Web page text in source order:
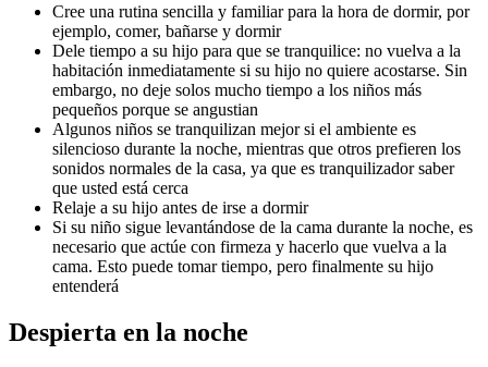
Cree una rutina sencilla y familiar para la hora de dormir, por
ejemplo, comer, bañarse y dormir
Dele tiempo a su hijo para que se tranquilice: no vuelva a la
habitación inmediatamente si su hijo no quiere acostarse. Sin
embargo, no deje solos mucho tiempo a los niños más
pequeños porque se angustian
Algunos niños se tranquilizan mejor si el ambiente es
silencioso durante la noche, mientras que otros prefieren los
sonidos normales de la casa, ya que es tranquilizador saber
que usted está cerca
Relaje a su hijo antes de irse a dormir
Si su niño sigue levantándose de la cama durante la noche, es
necesario que actúe con firmeza y hacerlo que vuelva a la
cama. Esto puede tomar tiempo, pero finalmente su hijo
entenderá
Despierta en la noche